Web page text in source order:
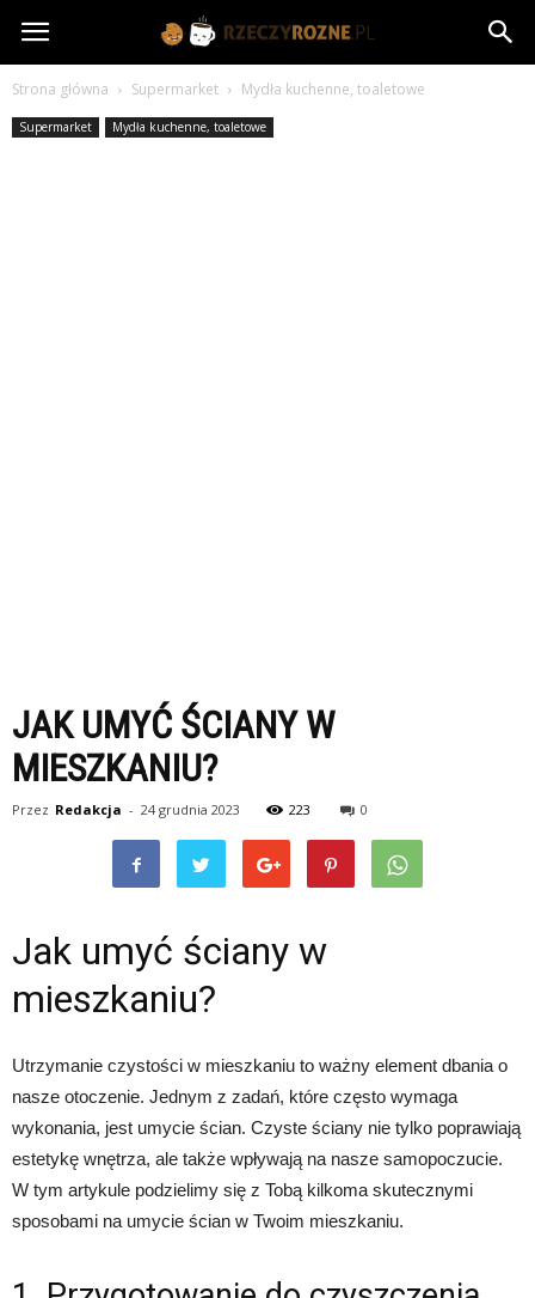
rzeczyrozne.pl
Strona główna Supermarket Mydła kuchenne, toaletowe
Supermarket Mydła kuchenne, toaletowe
JAK UMYĆ ŚCIANY W
MIESZKANIU?
Przez Redakcja - 24 grudnia 2023 223 0
Jak umyć ściany w
mieszkaniu?
Utrzymanie czystości w mieszkaniu to ważny element dbania o
nasze otoczenie. Jednym z zadań, które często wymaga
wykonania, jest umycie ścian. Czyste ściany nie tylko poprawiają
estetykę wnętrza, ale także wpływają na nasze samopoczucie.
W tym artykule podzielimy się z Tobą kilkoma skutecznymi
sposobami na umycie ścian w Twoim mieszkaniu.